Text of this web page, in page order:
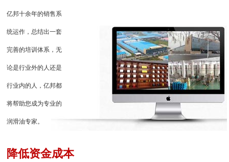
亿邦十余年的销售系
统运作，总结出一套
完善的培训体系，无
论是行业外的人还是
行业内的人，亿邦都
将帮助您成为专业的
润滑油专家。
降低资金成本